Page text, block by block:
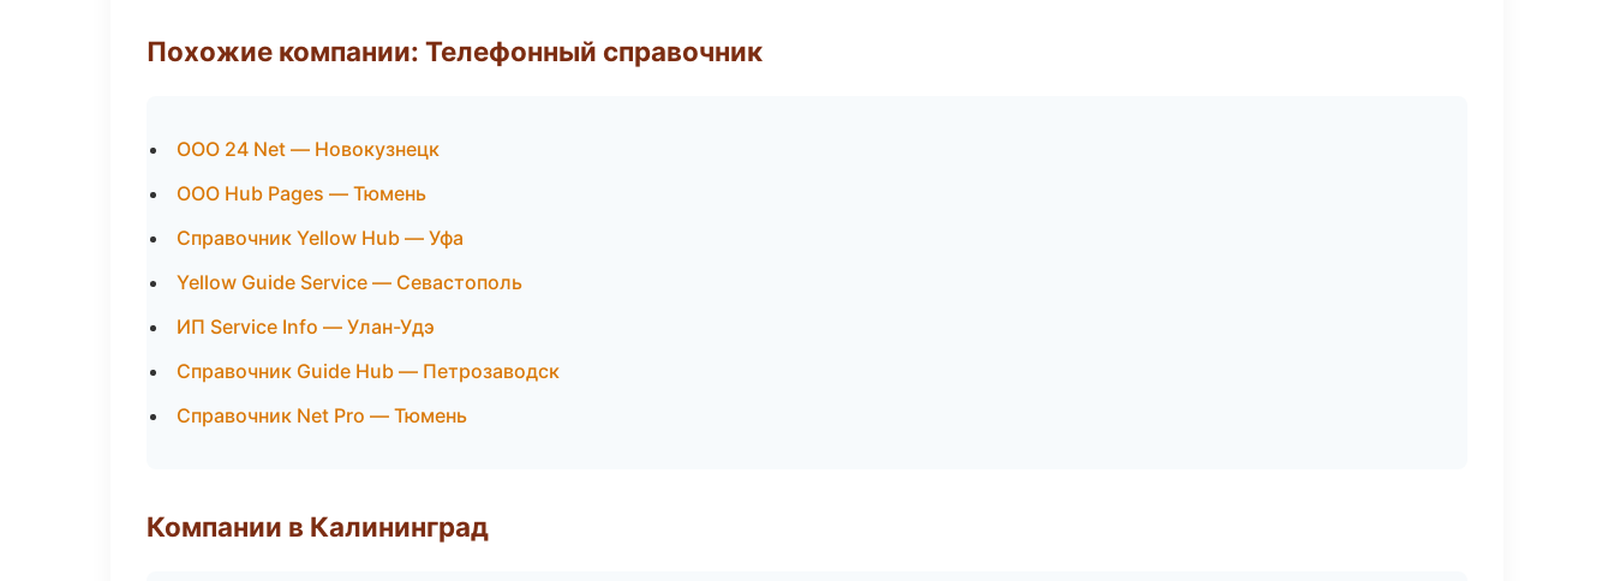
Похожие компании: Телефонный справочник
ООО 24 Net — Новокузнецк
ООО Hub Pages — Тюмень
Справочник Yellow Hub — Уфа
Yellow Guide Service — Севастополь
ИП Service Info — Улан-Удэ
Справочник Guide Hub — Петрозаводск
Справочник Net Pro — Тюмень
Компании в Калининград